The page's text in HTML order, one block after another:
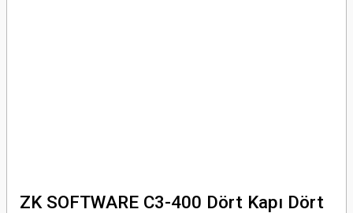
ZK SOFTWARE C3-400 Dört Kapı Dört